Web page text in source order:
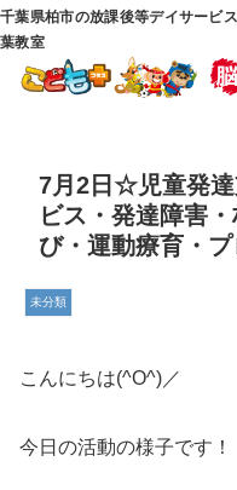
千葉県柏市の放課後等デイサービ
葉教室
7月2日☆児童発達
ビス・発達障害
び・運動療育・
未分類
こんにちは(^O^)／
今日の活動の様子です！